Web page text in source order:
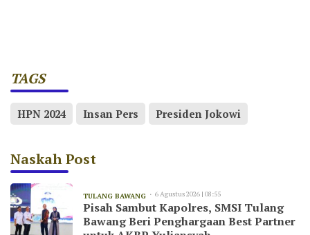
TAGS
HPN 2024 Insan Pers Presiden Jokowi
Naskah Post
TULANG BAWANG 6 Agustus 2026 | 08:55
Pisah Sambut Kapolres, SMSI Tulang
Bawang Beri Penghargaan Best Partner